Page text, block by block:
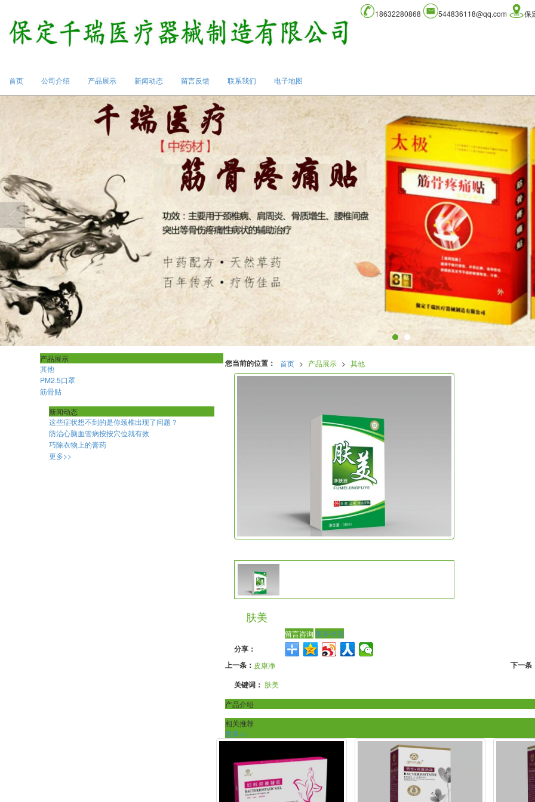
18632280868 544836118@qq.com 保
首页 公司介绍 产品展示 新闻动态 留言反馈 联系我们 电子地图
您当前的位置： 首页 > 产品展示 > 其他
肤美
留言咨询 更多信息
分享：
上一条： 皮康净
下一条
关键词： 肤美
产品介绍
相关推荐
更多>>
产品展示
其他
PM2.5口罩
筋骨贴
新闻动态
这些症状想不到的是你颈椎出现了问题？
防治心脑血管病按按穴位就有效
巧除衣物上的膏药
更多>>